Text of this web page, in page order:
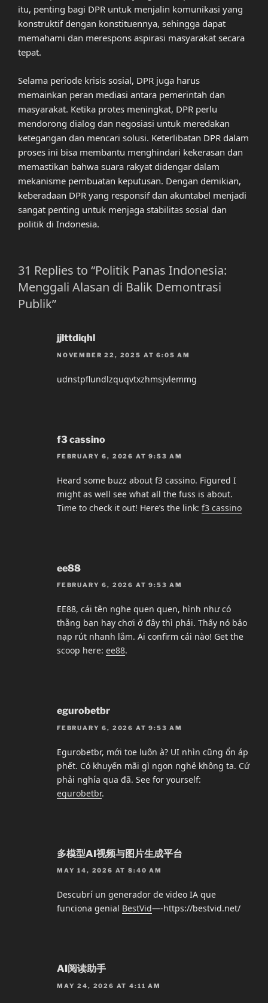
itu, penting bagi DPR untuk menjalin komunikasi yang
konstruktif dengan konstituennya, sehingga dapat
memahami dan merespons aspirasi masyarakat secara
tepat.
Selama periode krisis sosial, DPR juga harus
memainkan peran mediasi antara pemerintah dan
masyarakat. Ketika protes meningkat, DPR perlu
mendorong dialog dan negosiasi untuk meredakan
ketegangan dan mencari solusi. Keterlibatan DPR dalam
proses ini bisa membantu menghindari kekerasan dan
memastikan bahwa suara rakyat didengar dalam
mekanisme pembuatan keputusan. Dengan demikian,
keberadaan DPR yang responsif dan akuntabel menjadi
sangat penting untuk menjaga stabilitas sosial dan
politik di Indonesia.
31 Replies to “Politik Panas Indonesia:
Menggali Alasan di Balik Demontrasi
Publik”
jjlttdiqhl
NOVEMBER 22, 2025 AT 6:05 AM
udnstpflundlzquqvtxzhmsjvlemmg
f3 cassino
FEBRUARY 6, 2026 AT 9:53 AM
Heard some buzz about f3 cassino. Figured I
might as well see what all the fuss is about.
Time to check it out! Here’s the link: f3 cassino
ee88
FEBRUARY 6, 2026 AT 9:53 AM
EE88, cái tên nghe quen quen, hình như có
thằng bạn hay chơi ở đây thì phải. Thấy nó bảo
nạp rút nhanh lắm. Ai confirm cái nào! Get the
scoop here: ee88.
egurobetbr
FEBRUARY 6, 2026 AT 9:53 AM
Egurobetbr, mới toe luôn à? UI nhìn cũng ổn áp
phết. Có khuyến mãi gì ngon nghẻ không ta. Cứ
phải nghía qua đã. See for yourself:
egurobetbr.
多模型AI视频与图片生成平台
MAY 14, 2026 AT 8:40 AM
Descubrí un generador de video IA que
funciona genial BestVid—-https://bestvid.net/
AI阅读助手
MAY 24, 2026 AT 4:11 AM